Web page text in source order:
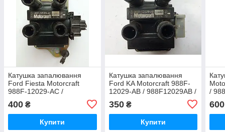
Катушка запалювання
Ford Fiesta Motorcraft
988F-12029-AC /
400 ₴
Купити
Катушка запалювання
Ford KA Motorcraft 988F-
12029-AB / 988F12029AB /
350₴
Купити
/
600